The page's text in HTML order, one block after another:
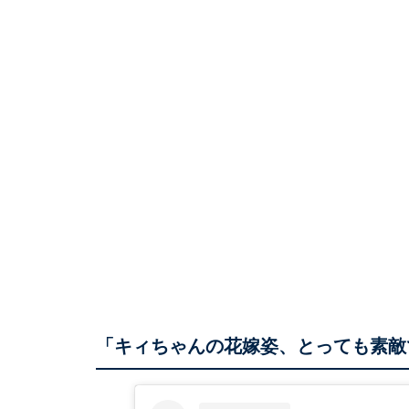
「キィちゃんの花嫁姿、とっても素